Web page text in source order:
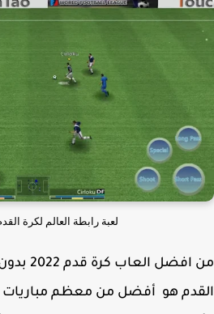
لعبة رابطة العالم لكرة القدم
من افضل
هو أفضل من معظم مباريات